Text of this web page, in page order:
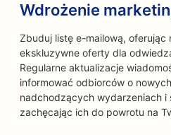
Wdrożenie
Zbuduj listę e-mailową, oferując
ekskluzywne oferty dla
Regularne aktualizacje
informować odbiorców o
nadchodzących wydarzeniach i
zachęcając ich do powrotu na